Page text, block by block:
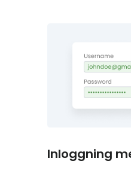
Inloggning